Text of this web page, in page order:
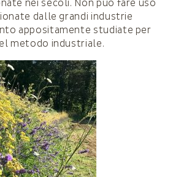
nei secoli. Non può fare uso
dalle grandi industrie
appositamente studiate per
metodo industriale.